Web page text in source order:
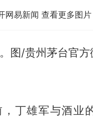
网易新闻 查看更多图片
图/贵州茅台官方
丁雄军与酒业